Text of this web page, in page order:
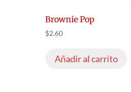
Brownie Pop
$2.60
Añadir al carrito